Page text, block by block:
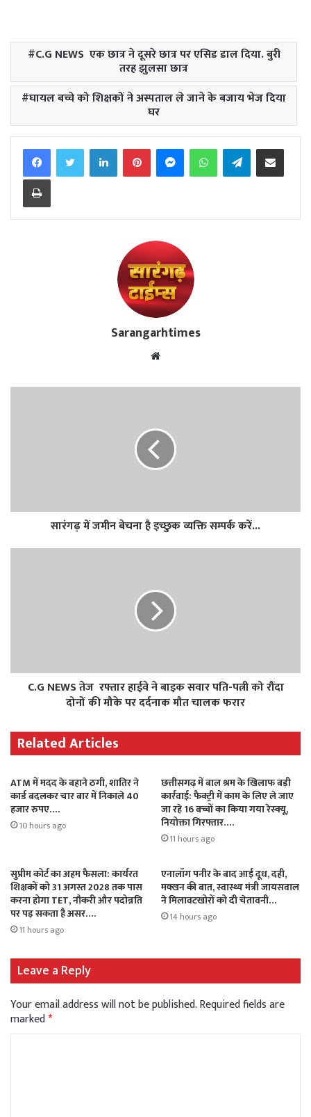
C.G NEWS एक छात्र ने दूसरे छात्र पर एसिड डाल दिया. बुरी
तरह झुलसा छात्र
घायल बच्चे को शिक्षकों ने अस्पताल ले जाने के बजाय भेज दिया
घर
FacebookTwitterLinkedInPinterestMessengerWhatsAppTelegramShare via Email
Print
Sarangarhtimes
Website
सारंगढ़ में जमीन बेचना है इच्छुक व्यक्ति सम्पर्क करें...
C.G NEWS तेज रफ्तार हाईवे ने बाइक सवार पति-पत्नी को रौंदा
दोनों की मौके पर दर्दनाक मौत चालक फरार
Related Articles
ATM में मदद के बहाने ठगी, शातिर ने
कार्ड बदलकर चार बार में निकाले 40
हजार रुपए….
10 hours ago
छत्तीसगढ़ में बाल श्रम के खिलाफ बड़ी
कार्रवाई: फैक्ट्री में काम के लिए ले जाए
जा रहे 16 बच्चों का किया गया रेस्क्यू,
नियोक्ता गिरफ्तार….
11 hours ago
सुप्रीम कोर्ट का अहम फैसला: कार्यरत
शिक्षकों को 31 अगस्त 2028 तक पास
करना होगा TET, नौकरी और पदोन्नति
पर पड़ सकता है असर….
11 hours ago
एनालॉग पनीर के बाद आई दूध, दही,
मक्खन की बात, स्वास्थ्य मंत्री जायसवाल
ने मिलावटखोरों को दी चेतावनी…
14 hours ago
Leave a Reply
Your email address will not be published.Required fields are
marked*